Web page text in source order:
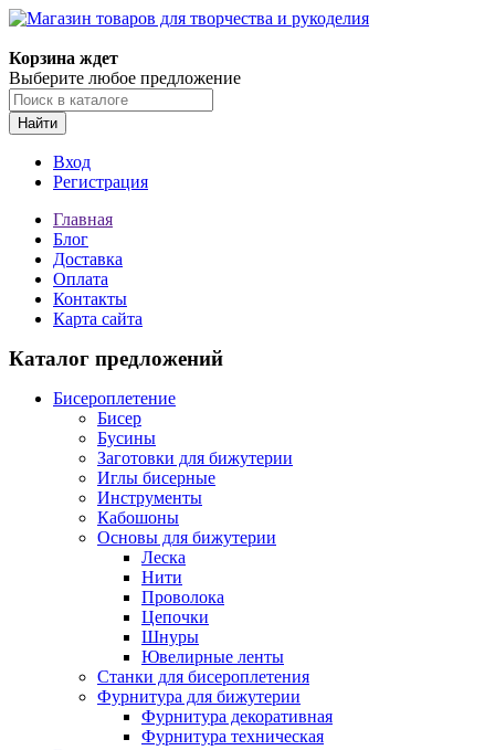
Корзина ждет
Выберите любое предложение
Найти
Вход
Регистрация
Главная
Блог
Доставка
Оплата
Контакты
Карта сайта
Каталог предложений
Бисероплетение
Бисер
Бусины
Заготовки для бижутерии
Иглы бисерные
Инструменты
Кабошоны
Основы для бижутерии
Леска
Нити
Проволока
Цепочки
Шнуры
Ювелирные ленты
Станки для бисероплетения
Фурнитура для бижутерии
Фурнитура декоративная
Фурнитура техническая